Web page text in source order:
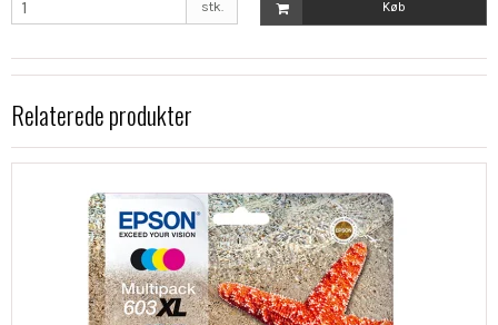
stk. Køb
Relaterede produkter